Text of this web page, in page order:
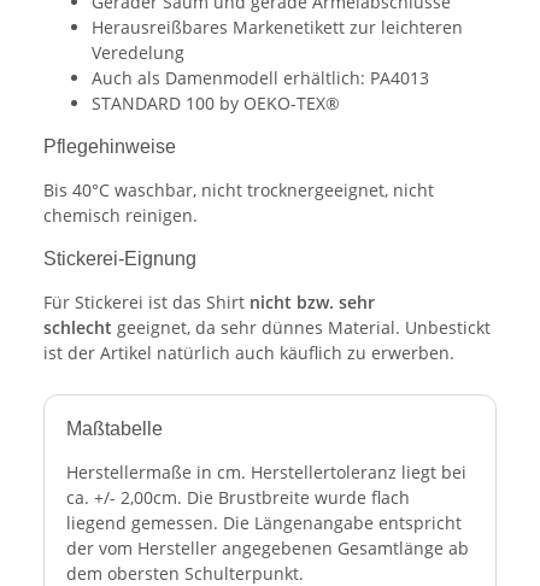
Herausreißbares Markenetikett zur leichteren
Veredelung
Auch als Damenmodell erhältlich: PA4013
STANDARD 100 by OEKO-TEX®
Pflegehinweise
Bis 40°C waschbar, nicht trocknergeeignet, nicht
chemisch reinigen.
Stickerei-Eignung
Für Stickerei ist das Shirt nicht bzw. sehr
schlecht geeignet, da sehr dünnes Material. Unbestickt
ist der Artikel natürlich auch käuflich zu erwerben.
Maßtabelle
Herstellermaße in cm. Herstellertoleranz liegt bei
ca. +/- 2,00cm. Die Brustbreite wurde flach
liegend gemessen. Die Längenangabe entspricht
der vom Hersteller angegebenen Gesamtlänge ab
dem obersten Schulterpunkt.